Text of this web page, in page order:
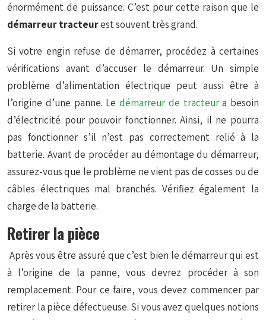
énormément de puissance. C’est pour cette raison que le
démarreur tracteurest souvent très grand.
Si votre engin refuse de démarrer, procédez à certaines
vérifications avant d’accuser le démarreur. Un simple
problème d’alimentation électrique peut aussi être à
l’origine d’une panne. Le démarreur de tracteura besoin
d’électricité pour pouvoir fonctionner. Ainsi, il ne pourra
pas fonctionner s’il n’est pas correctement relié à la
batterie. Avant de procéder au démontage du démarreur,
assurez-vous que le problème ne vient pas de cosses ou de
câbles électriques mal branchés. Vérifiez également la
charge de la batterie.
Retirer la pièce
Après vous être assuré que c’est bien le démarreur qui est
à l’origine de la panne, vous devrez procéder à son
remplacement. Pour ce faire, vous devez commencer par
retirer la pièce défectueuse. Si vous avez quelques notions